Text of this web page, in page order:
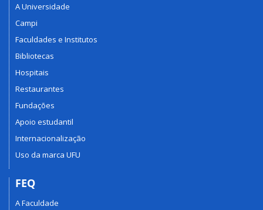
A Universidade
Campi
Faculdades e Institutos
Bibliotecas
Hospitais
Restaurantes
Fundações
Apoio estudantil
Internacionalização
Uso da marca UFU
FEQ
A Faculdade